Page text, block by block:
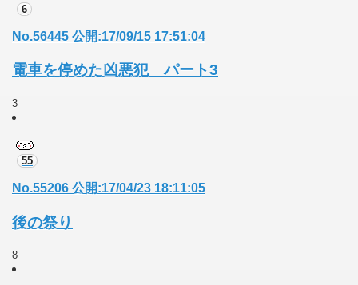
6
No.56445 公開:17/09/15 17:51:04
電車を停めた凶悪犯 パート3
3
55
No.55206 公開:17/04/23 18:11:05
後の祭り
8